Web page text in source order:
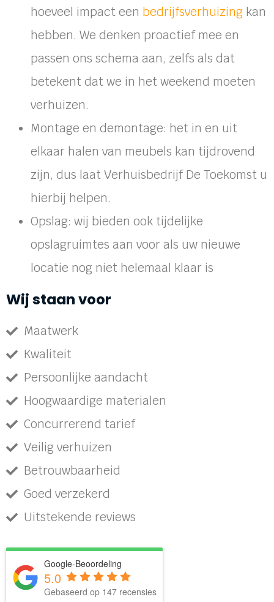
hoeveel impact een bedrijfsverhuizing kan
hebben. We denken proactief mee en
passen ons schema aan, zelfs als dat
betekent dat we in het weekend moeten
verhuizen.
Montage en demontage: het in en uit
elkaar halen van meubels kan tijdrovend
zijn, dus laat Verhuisbedrijf De Toekomst u
hierbij helpen.
Opslag: wij bieden ook tijdelijke
opslagruimtes aan voor als uw nieuwe
locatie nog niet helemaal klaar is
Wij staan voor
Maatwerk
Kwaliteit
Persoonlijke aandacht
Hoogwaardige materialen
Concurrerend tarief
Veilig verhuizen
Betrouwbaarheid
Goed verzekerd
Uitstekende reviews
Google-Beoordeling
5.0
Gebaseerd op 147 recensies